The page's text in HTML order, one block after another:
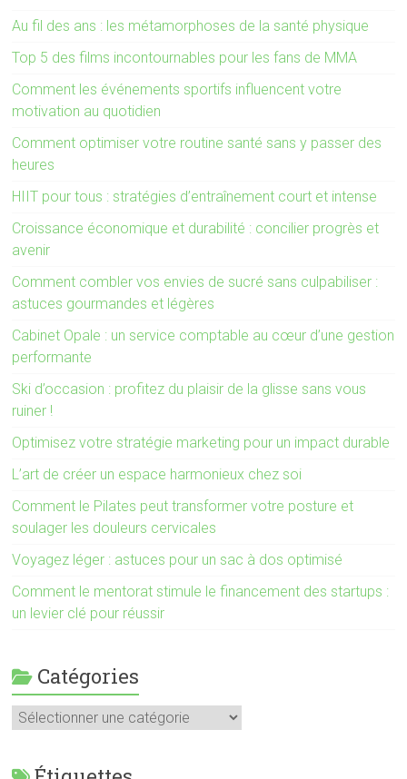
Au fil des ans : les métamorphoses de la santé physique
Top 5 des films incontournables pour les fans de MMA
Comment les événements sportifs influencent votre
motivation au quotidien
Comment optimiser votre routine santé sans y passer des
heures
HIIT pour tous : stratégies d’entraînement court et intense
Croissance économique et durabilité : concilier progrès et
avenir
Comment combler vos envies de sucré sans culpabiliser :
astuces gourmandes et légères
Cabinet Opale : un service comptable au cœur d’une gestion
performante
Ski d’occasion : profitez du plaisir de la glisse sans vous
ruiner !
Optimisez votre stratégie marketing pour un impact durable
L’art de créer un espace harmonieux chez soi
Comment le Pilates peut transformer votre posture et
soulager les douleurs cervicales
Voyagez léger : astuces pour un sac à dos optimisé
Comment le mentorat stimule le financement des startups :
un levier clé pour réussir
Catégories
Catégories